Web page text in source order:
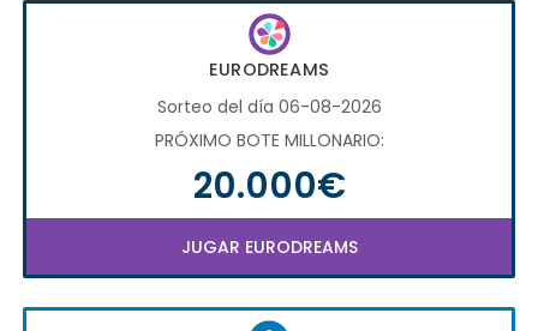
EURODREAMS
Sorteo del día 06-08-2026
PRÓXIMO BOTE MILLONARIO:
20.000€
JUGAR EURODREAMS